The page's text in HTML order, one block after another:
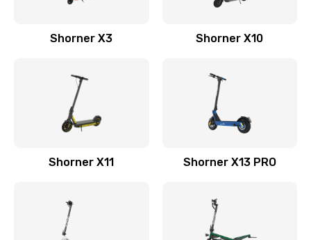
Shorner X3 Shorner X10
Shorner X11 Shorner X13 PRO